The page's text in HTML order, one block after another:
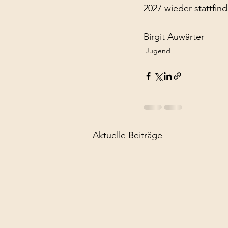
2027 wieder
Birgit Auwärter
Jugend
Aktuelle Beiträge